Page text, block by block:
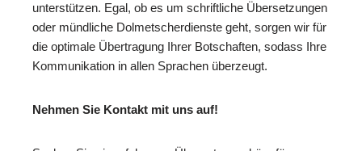
unterstützen. Egal, ob es um schriftliche Übersetzungen
oder mündliche Dolmetscherdienste geht, sorgen wir für
die optimale Übertragung Ihrer Botschaften, sodass Ihre
Kommunikation in allen Sprachen überzeugt.
Nehmen Sie Kontakt mit uns auf!